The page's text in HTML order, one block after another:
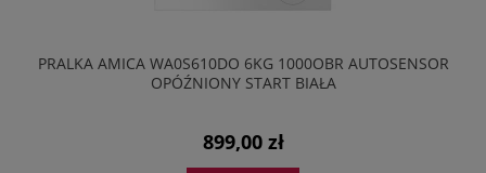
PRALKA AMICA WA0S610DO 6KG 1000OBR AUTOSENSOR
OPÓŹNIONY START BIAŁA
899,00 zł